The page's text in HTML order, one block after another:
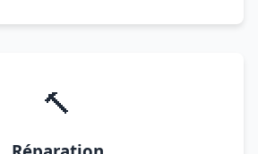
🔨